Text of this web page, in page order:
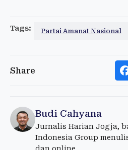
Tags: Partai Amanat Nasional
Share
Budi Cahyana
Jurnalis Harian Jogja,
Indonesia Group